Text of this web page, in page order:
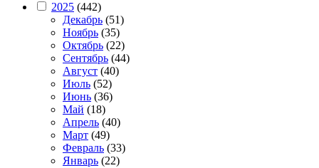
2025 (442)
Декабрь (51)
Ноябрь (35)
Октябрь (22)
Сентябрь (44)
Август (40)
Июль (52)
Июнь (36)
Май (18)
Апрель (40)
Март (49)
Февраль (33)
Январь (22)